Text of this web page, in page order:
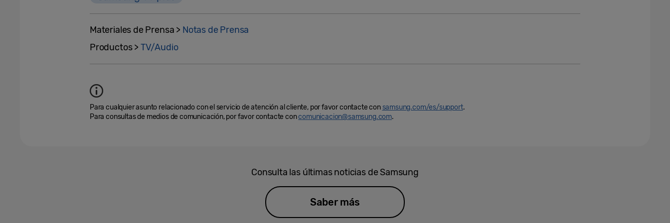
Materiales de Prensa > Notas de Prensa
Productos > TV/Audio
Para cualquier asunto relacionado con el servicio de atención al cliente, por favor contacte consamsung.com/es/support.
Para consultas de medios de comunicación, por favor contacte concomunicacion@samsung.com.
Consulta las últimas noticias de Samsung
Saber más